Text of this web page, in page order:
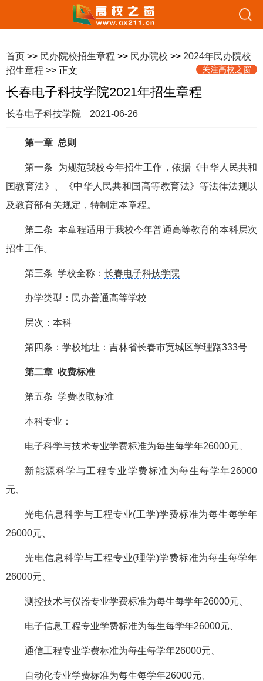
首页 >> 民办院校招生章程 >> 民办院校 >> 2024年民办院校
招生章程 >> 正文 关注高校之窗
长春电子科技学院2021年招生章程
长春电子科技学院 2021-06-26
第一章 总则
第一条 为规范我校今年招生工作，依据《中华人民共和
国教育法》、《中华人民共和国高等教育法》等法律法规以
及教育部有关规定，特制定本章程。
第二条 本章程适用于我校今年普通高等教育的本科层次
招生工作。
第三条 学校全称： 长春电子科技学院
办学类型：民办普通高等学校
层次：本科
第四条：学校地址：吉林省长春市宽城区学理路333号
第二章 收费标准
第五条 学费收取标准
本科专业：
电子科学与技术专业学费标准为每生每学年26000元、
新能源科学与工程专业学费标准为每生每学年26000
元、
光电信息科学与工程专业(工学)学费标准为每生每学年
26000元、
光电信息科学与工程专业(理学)学费标准为每生每学年
26000元、
测控技术与仪器专业学费标准为每生每学年26000元、
电子信息工程专业学费标准为每生每学年26000元、
通信工程专业学费标准为每生每学年26000元、
自动化专业学费标准为每生每学年26000元、